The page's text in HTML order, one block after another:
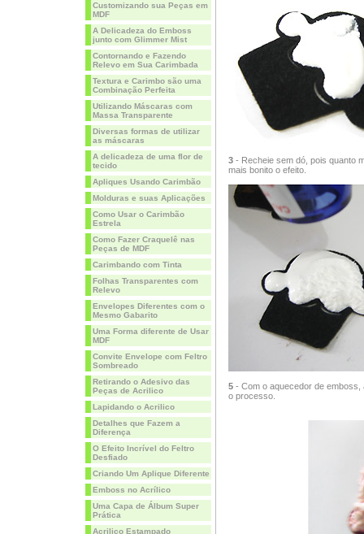
Customizando sua Peças em
MDF
A Delicadeza do Emboss
junto com Glimmer Mist
Contornando e Fazendo
Relevo em Sua Carimbada
Textura e Carimbo são uma
Combinação Perfeita
Utilizando Máscaras com
Massa Transparente
Diversas formas de utilizar
as máscaras
A delicadeza de uma flor de
tecido
Apliques Usando Carimbão
Molduras e suas Aplicações
Como Usar o Carimbão
Estrela
Como Fazer Craquelê nas
Peças de MDF
Carimbando com Tinta
Folhas Transparentes com
Relevo
Envelopes Diferentes com o
Mesmo Gabarito
Uma Forma diferente de Usar
MDF
Convite Envelope com Feltro
Sombreado
Retirando o Adesivo das
Peças de Acrilico
Lapidando o Acrilico
Detalhes que Fazem a
Diferença
O Efeito Incrível do Feltro
Desfiado
Criando Um Aplique Diferente
Emboss no Acrílico
Uma Capa de Álbum Super
Prática
Acrilico Estampado
3- Recheie sem dó, pois quanto
mais bonito o efeito.
5- Com o aquecedor de emboss,
o processo.